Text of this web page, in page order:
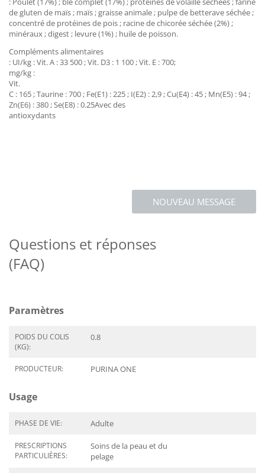
de gluten de maïs ; maïs ; graisse animale ; pulpe de betterave séchée ;
concentré de protéines de pois ; racine de chicorée séchée (2%) ;
minéraux ; digest ; levure (1%) ; huile de poisson.
Compléments alimentaires
: UI/kg : Vit. A : 33 500 ; Vit. D3 : 1 100 ; Vit. E : 700;
mg/kg :
Vit.
C : 165 ; Taurine : 700 ; Fe(E1) : 225 ; I(E2) : 2,9 ; Cu(E4) : 45 ; Mn(E5) : 94 ;
Zn(E6) : 380 ; Se(E8) : 0.25Avec des
antioxydants
NOUVEAU MESSAGE
Questions et réponses
(FAQ)
Paramètres
POIDS DU COLIS
(KG):
0.8
PRODUCTEUR: PURINA ONE
Usage
PHASE DE VIE: Adulte
PRESCRIPTIONS
PARTICULIÈRES:
Soins de la peau et du
pelage